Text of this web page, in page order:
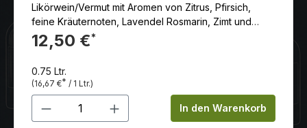
Likörwein/Vermut mit Aromen von Zitrus, Pfirsich,
feine Kräuternoten, Lavendel Rosmarin, Zimt und
Apfel.
12,50 €*
0.75 Ltr.
(16,67 €* / 1 Ltr.)
Produkt Anzahl: Gib denIn den Warenkorb